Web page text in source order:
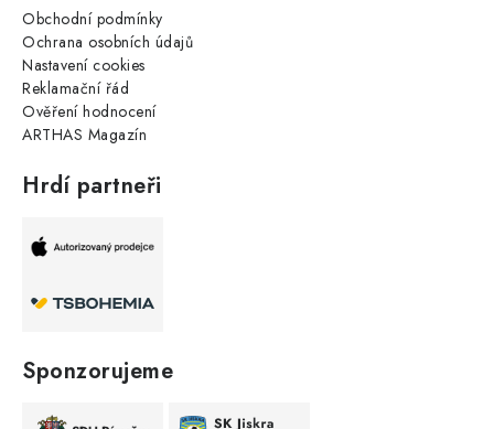
Obchodní podmínky
Ochrana osobních údajů
Nastavení cookies
Reklamační řád
Ověření hodnocení
ARTHAS Magazín
Hrdí partneři
Sponzorujeme